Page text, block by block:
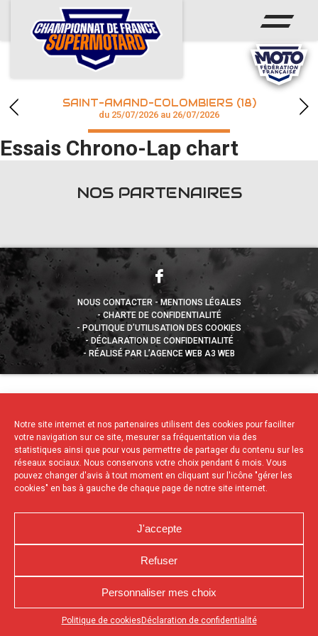
Notre site internet et nos partenaires utilisent des cookies pour faciliter
votre navigation sur ce site, mesurer sa fréquentation via des
statistiques ainsi que pour vous permettre de partager du contenu sur les
réseaux sociaux. Nous conservons votre choix pendant 6 mois. Vous
pouvez changer d'avis à tout moment en cliquant sur l'icône "gérer les
cookies" en bas à gauche de chaque page de notre site internet.
J'accepte
Refuser
Personnaliser mes choix
Politique de cookies Déclaration de confidentialité
Appuyez sur le bouton partager en bas de votre
ACCUEIL
ACTUS
CALENDRIER
CHAMPIONNAT
RÉSULTATS
SAINT-AMAND-COLOMBIERS (18)
du 25/07/2026 au 26/07/2026
Essais Chrono-Lap chart
NOS PARTENAIRES
NOUS CONTACTER
MENTIONS LÉGALES
CHARTE DE CONFIDENTIALITÉ
POLITIQUE D’UTILISATION DES COOKIES
DÉCLARATION DE CONFIDENTIALITÉ
RÉALISÉ PAR L’AGENCE WEB A3 WEB